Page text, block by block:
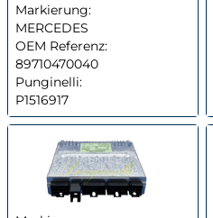
Markierung:
MERCEDES
OEM Referenz:
89710470040
Punginelli:
P1516917